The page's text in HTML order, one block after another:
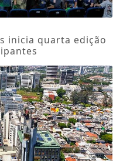
inicia quarta edição